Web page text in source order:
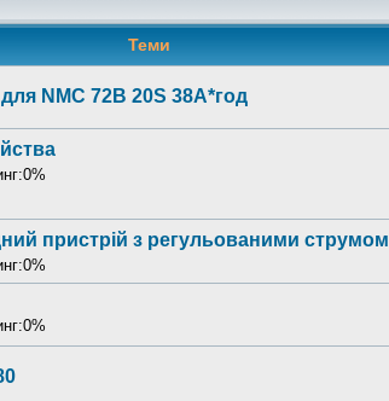
Теми
NMC 72В 20S 38А*год
пристрій з регульованими струмом